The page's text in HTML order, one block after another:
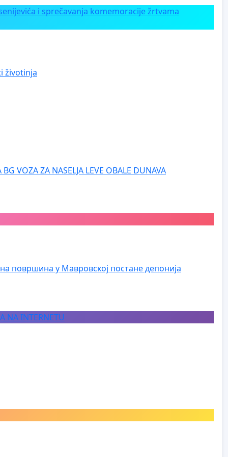
i sprečavanja komemoracije žrtvama
životinja
VOZA ZA NASELJA LEVE OBALE DUNAVA
површина у Мавровској постане депонија
NA INTERNETU